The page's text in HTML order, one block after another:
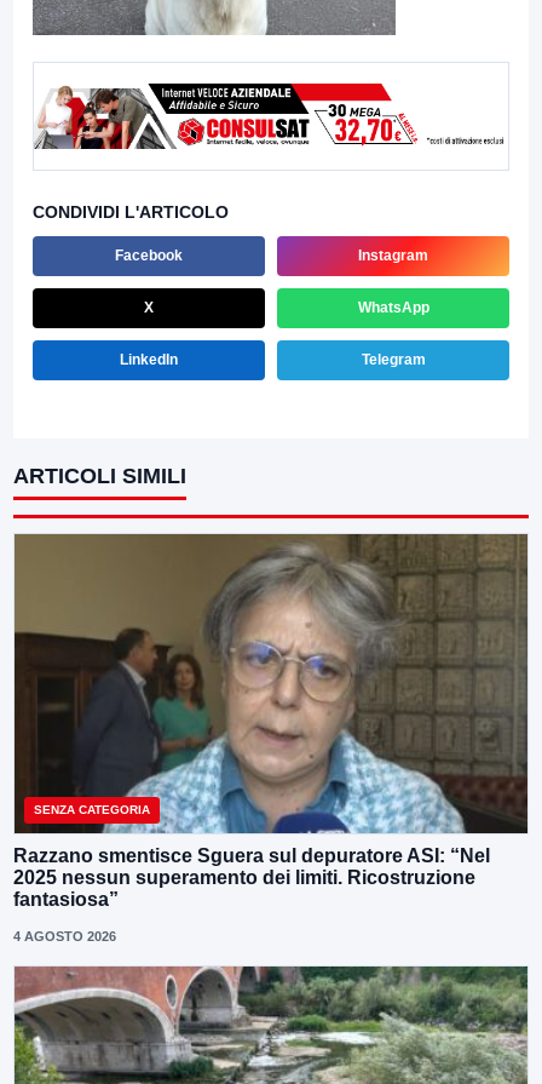
CONDIVIDI L'ARTICOLO
Facebook Instagram
X WhatsApp
LinkedIn Telegram
ARTICOLI SIMILI
SENZA CATEGORIA
Razzano smentisce Sguera sul depuratore ASI: “Nel
2025 nessun superamento dei limiti. Ricostruzione
fantasiosa”
4 AGOSTO 2026